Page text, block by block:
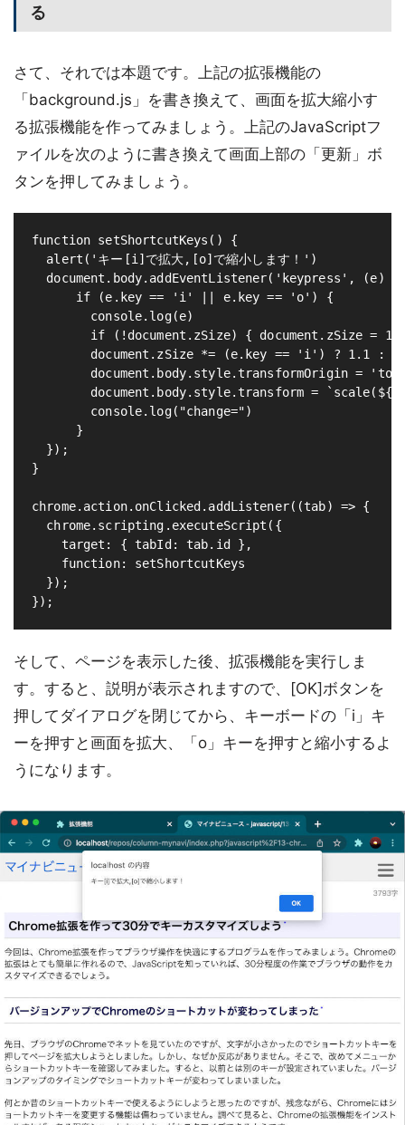
る
さて、それでは本題です。上記の拡張機能の
「background.js」を書き換えて、画面を拡大縮小す
る拡張機能を作ってみましょう。上記のJavaScriptフ
ァイルを次のように書き換えて画面上部の「更新」ボ
タンを押してみましょう。
function setShortcutKeys() {
  alert('キー[i]で拡大,[o]で縮小します！')
document.body.addEventListener('keypress', (e)
      if (e.key == 'i' || e.key == 'o') {
        console.log(e)
if (!document.zSize) { document.zSize =
document.zSize *= (e.key == 'i') ? 1.1 :
document.body.style.transformOrigin = 'top
document.body.style.transform =
        console.log("change=")
      }
  });
}
chrome.action.onClicked.addListener((tab) => {
  chrome.scripting.executeScript({
    target: { tabId: tab.id },
    function: setShortcutKeys
  });
そして、ページを表示した後、拡張機能を実行しま
す。すると、説明が表示されますので、[OK]ボタンを
押してダイアログを閉じてから、キーボードの「i」キ
ーを押すと画面を拡大、「o」キーを押すと縮小するよ
うになります。